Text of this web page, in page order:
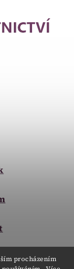
procházením